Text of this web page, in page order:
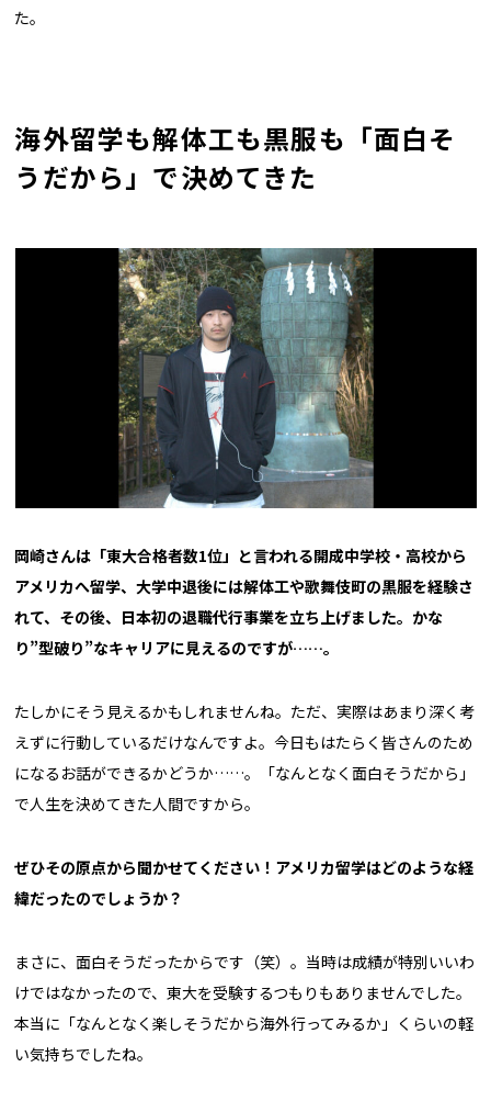
た。
海外留学も解体工も黒服も「面白そ
うだから」で決めてきた
――岡崎さんは「東大合格者数1位」と言われる開成中学校・高校から
アメリカへ留学、大学中退後には解体工や歌舞伎町の黒服を経験さ
れて、その後、日本初の退職代行事業を立ち上げました。かな
り”型破り”なキャリアに見えるのですが……。
たしかにそう見えるかもしれませんね。ただ、実際はあまり深く考
えずに行動しているだけなんですよ。今日もはたらく皆さんのため
になるお話ができるかどうか……。「なんとなく面白そうだから」
で人生を決めてきた人間ですから。
――ぜひその原点から聞かせてください！アメリカ留学はどのような経
緯だったのでしょうか？
まさに、面白そうだったからです（笑）。当時は成績が特別いいわ
けではなかったので、東大を受験するつもりもありませんでした。
本当に「なんとなく楽しそうだから海外行ってみるか」くらいの軽
い気持ちでしたね。